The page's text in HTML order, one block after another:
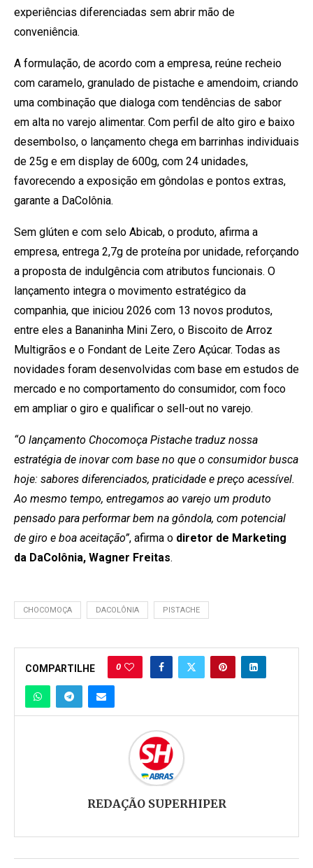
experiências diferenciadas sem abrir mão de
conveniência.
A formulação, de acordo com a empresa, reúne recheio
com caramelo, granulado de pistache e amendoim, criando
uma combinação que dialoga com tendências de sabor
em alta no varejo alimentar. Com perfil de alto giro e baixo
desembolso, o lançamento chega em barrinhas individuais
de 25g e em display de 600g, com 24 unidades,
favorecendo a exposição em gôndolas e pontos extras,
garante a DaColônia.
Sem glúten e com selo Abicab, o produto, afirma a
empresa, entrega 2,7g de proteína por unidade, reforçando
a proposta de indulgência com atributos funcionais. O
lançamento integra o movimento estratégico da
companhia, que iniciou 2026 com 13 novos produtos,
entre eles a Bananinha Mini Zero, o Biscoito de Arroz
Multigrãos e o Fondant de Leite Zero Açúcar. Todas as
novidades foram desenvolvidas com base em estudos de
mercado e no comportamento do consumidor, com foco
em ampliar o giro e qualificar o sell-out no varejo.
“O lançamento Chocomoça Pistache traduz nossa
estratégia de inovar com base no que o consumidor busca
hoje: sabores diferenciados, praticidade e preço acessível.
Ao mesmo tempo, entregamos ao varejo um produto
pensado para performar bem na gôndola, com potencial
de giro e boa aceitação”, afirma o diretor de Marketing
da DaColônia, Wagner Freitas.
CHOCOMOÇA DACOLÔNIA PISTACHE
COMPARTILHE 0
REDAÇÃO SUPERHIPER